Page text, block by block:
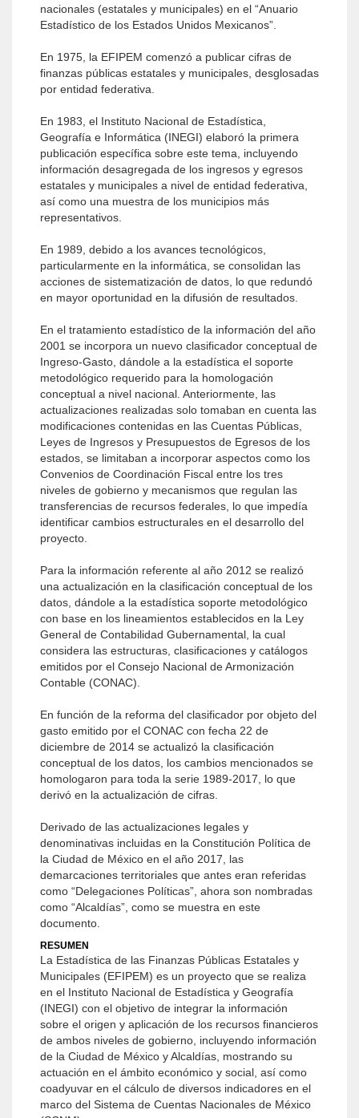
nacionales (estatales y municipales) en el “Anuario
Estadístico de los Estados Unidos Mexicanos”.
En 1975, la EFIPEM comenzó a publicar cifras de
finanzas públicas estatales y municipales, desglosadas
por entidad federativa.
En 1983, el Instituto Nacional de Estadística,
Geografía e Informática (INEGI) elaboró la primera
publicación específica sobre este tema, incluyendo
información desagregada de los ingresos y egresos
estatales y municipales a nivel de entidad federativa,
así como una muestra de los municipios más
representativos.
En 1989, debido a los avances tecnológicos,
particularmente en la informática, se consolidan las
acciones de sistematización de datos, lo que redundó
en mayor oportunidad en la difusión de resultados.
En el tratamiento estadístico de la información del año
2001 se incorpora un nuevo clasificador conceptual de
Ingreso-Gasto, dándole a la estadística el soporte
metodológico requerido para la homologación
conceptual a nivel nacional. Anteriormente, las
actualizaciones realizadas solo tomaban en cuenta las
modificaciones contenidas en las Cuentas Públicas,
Leyes de Ingresos y Presupuestos de Egresos de los
estados, se limitaban a incorporar aspectos como los
Convenios de Coordinación Fiscal entre los tres
niveles de gobierno y mecanismos que regulan las
transferencias de recursos federales, lo que impedía
identificar cambios estructurales en el desarrollo del
proyecto.
Para la información referente al año 2012 se realizó
una actualización en la clasificación conceptual de los
datos, dándole a la estadística soporte metodológico
con base en los lineamientos establecidos en la Ley
General de Contabilidad Gubernamental, la cual
considera las estructuras, clasificaciones y catálogos
emitidos por el Consejo Nacional de Armonización
Contable (CONAC).
En función de la reforma del clasificador por objeto del
gasto emitido por el CONAC con fecha 22 de
diciembre de 2014 se actualizó la clasificación
conceptual de los datos, los cambios mencionados se
homologaron para toda la serie 1989-2017, lo que
derivó en la actualización de cifras.
Derivado de las actualizaciones legales y
denominativas incluidas en la Constitución Política de
la Ciudad de México en el año 2017, las
demarcaciones territoriales que antes eran referidas
como “Delegaciones Políticas”, ahora son nombradas
como “Alcaldías”, como se muestra en este
documento.
RESUMEN
La Estadística de las Finanzas Públicas Estatales y
Municipales (EFIPEM) es un proyecto que se realiza
en el Instituto Nacional de Estadística y Geografía
(INEGI) con el objetivo de integrar la información
sobre el origen y aplicación de los recursos financieros
de ambos niveles de gobierno, incluyendo información
de la Ciudad de México y Alcaldías, mostrando su
actuación en el ámbito económico y social, así como
coadyuvar en el cálculo de diversos indicadores en el
marco del Sistema de Cuentas Nacionales de México